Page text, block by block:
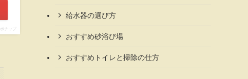
ポチップ
給水器の選び方
おすすめ砂浴び場
おすすめトイレと掃除の仕方